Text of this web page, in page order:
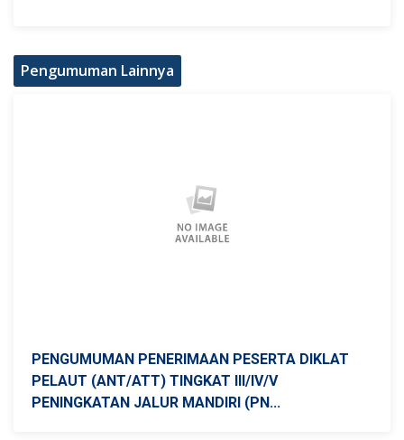
Pengumuman Lainnya
PENGUMUMAN PENERIMAAN PESERTA DIKLAT
PELAUT (ANT/ATT) TINGKAT III/IV/V
PENINGKATAN JALUR MANDIRI (PN...